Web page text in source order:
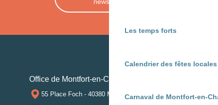
Les temps forts
Calendrier des fêtes
Carnaval de Montfort-en-
Office de Montfort-en-Chalosse
55 Place Foch - 40380 MONTFORT-EN-CHALOSSE